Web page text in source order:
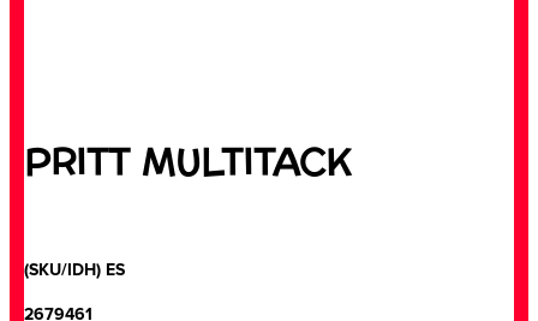
PRITT MULTITACK
(SKU/IDH) ES
2679461